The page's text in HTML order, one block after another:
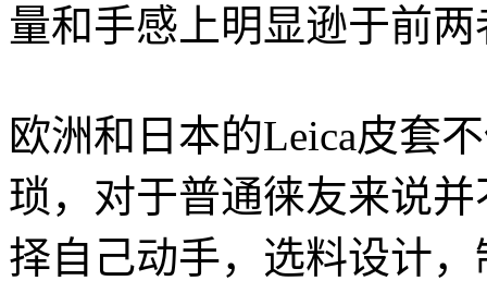
量和手感上明显逊于前两
欧洲和日本的Leica皮套
琐，对于普通徕友来说
择自己动手，选料设计